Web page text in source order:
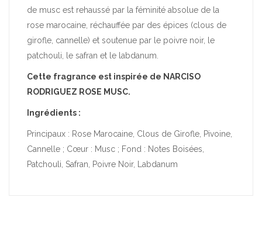
de musc est rehaussé par la féminité absolue de la
rose marocaine, réchauffée par des épices (clous de
girofle, cannelle) et soutenue par le poivre noir, le
patchouli, le safran et le labdanum.
Cette fragrance est inspirée de NARCISO
RODRIGUEZ ROSE MUSC.
Ingrédients :
Principaux : Rose Marocaine, Clous de Girofle, Pivoine,
Cannelle ; Cœur : Musc ; Fond : Notes Boisées,
Patchouli, Safran, Poivre Noir, Labdanum